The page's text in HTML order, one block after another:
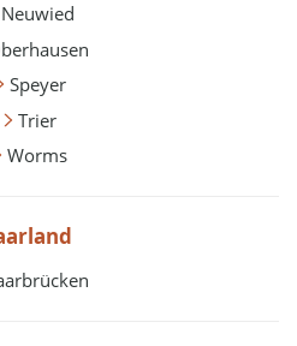
Neuwied
Speyer
Trier
Worms